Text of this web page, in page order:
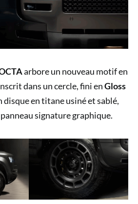
arbore un nouveau motif en
dans un cercle, fini enGloss
disque en titane usiné et sablé,
signature graphique.